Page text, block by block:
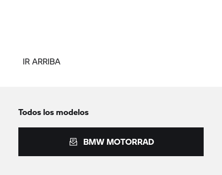
IR ARRIBA
Todos los modelos
BMW MOTORRAD